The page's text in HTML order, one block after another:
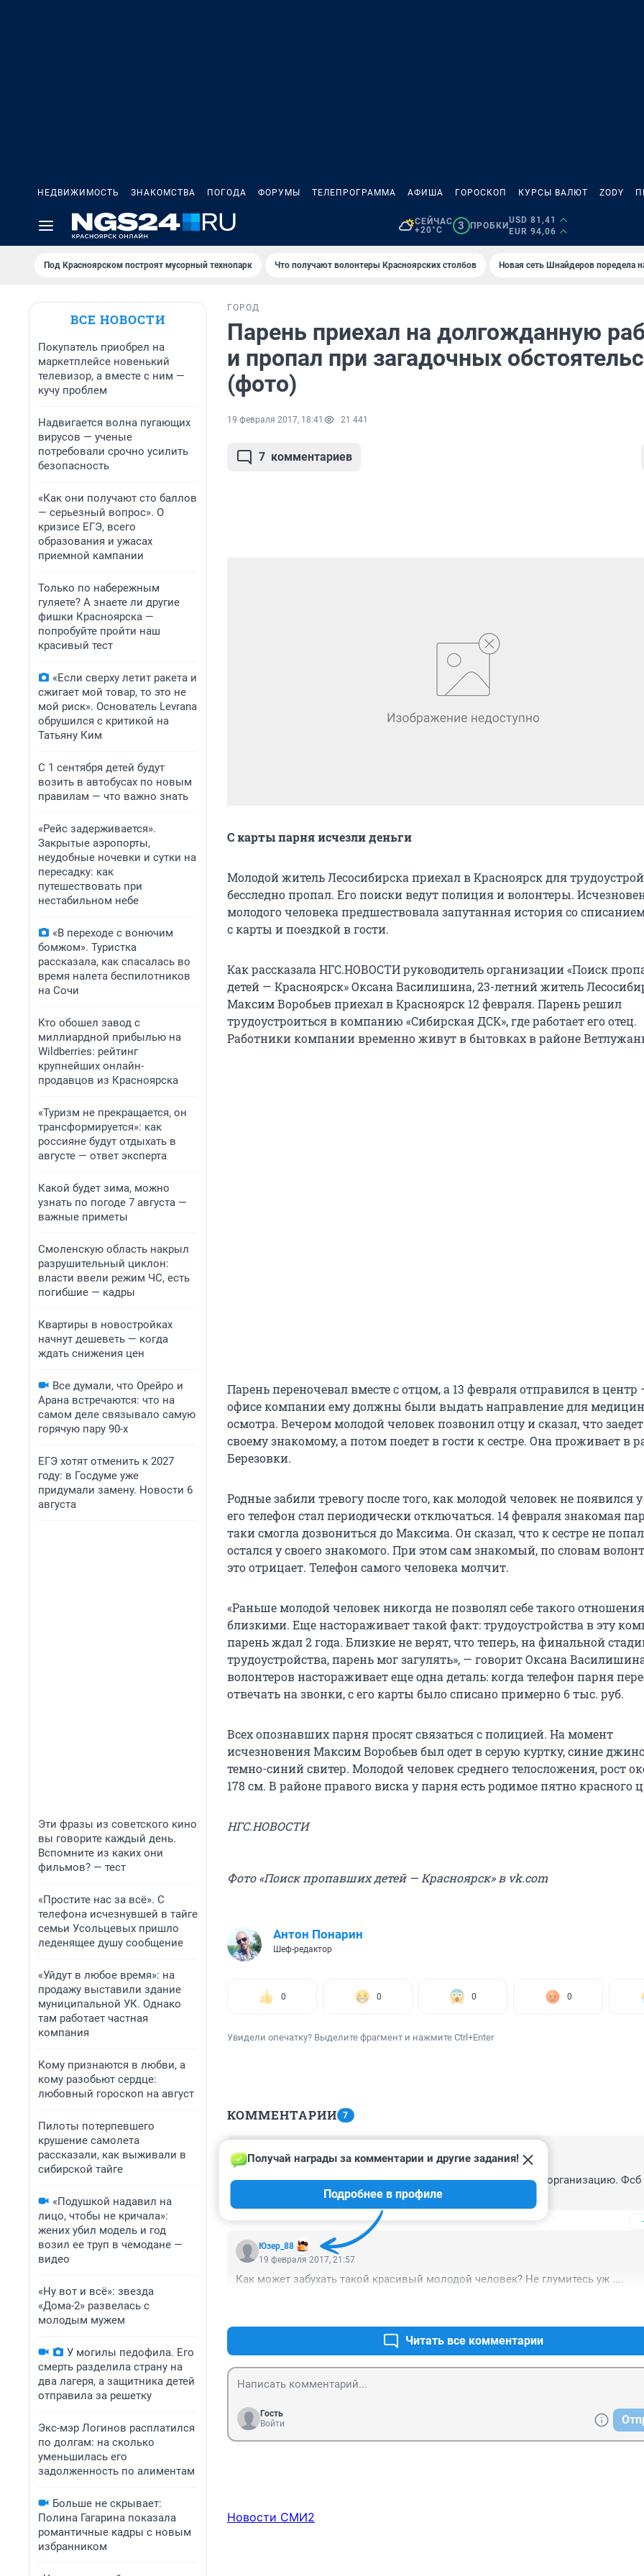
НЕДВИЖИМОСТЬ ЗНАКОМСТВА ПОГОДА ФОРУМЫ ТЕЛЕПРОГРАММА АФИША ГОРОСКОП КУРСЫ ВАЛЮТ ZODY
СЕЙЧАС
+20°C
3 ПРОБКИ
USD 81,41
EUR 94,06
Под Крaсноярском построят мусорный технопарк Что получают волонтеры Красноярских столбов Новая сеть Шнайдеров поредела
ВСЕ НОВОСТИ
Покупатель приобрел на
маркетплейсе новенький
телевизор, а вместе с ним —
кучу проблем
Надвигается волна пугающих
вирусов — ученые
потребовали срочно усилить
безопасность
«Как они получают сто баллов
— серьезный вопрос». О
кризисе ЕГЭ, всего
образования и ужасах
приемной кампании
Только по набережным
гуляете? А знаете ли другие
фишки Красноярска —
попробуйте пройти наш
красивый тест
«Если сверху летит ракета и
сжигает мой товар, то это не
мой риск». Основатель Levrana
обрушился с критикой на
Татьяну Ким
С 1 сентября детей будут
возить в автобусах по новым
правилам — что важно знать
«Рейс задерживается».
Закрытые аэропорты,
неудобные ночевки и сутки на
пересадку: как
путешествовать при
нестабильном небе
«В переходе с вонючим
бомжом». Туристка
рассказала, как спасалась во
время налета беспилотников
на Сочи
Кто обошел завод с
миллиардной прибылью на
Wildberries: рейтинг
крупнейших онлайн-
продавцов из Красноярска
«Туризм не прекращается, он
трансформируется»: как
россияне будут отдыхать в
августе — ответ эксперта
Какой будет зима, можно
узнать по погоде 7 августа —
важные приметы
Смоленскую область накрыл
разрушительный циклон:
власти ввели режим ЧС, есть
погибшие — кадры
Квартиры в новостройках
начнут дешеветь — когда
ждать снижения цен
Все думали, что Орейро и
Арана встречаются: что на
самом деле связывало самую
горячую пару 90-х
ЕГЭ хотят отменить к 2027
году: в Госдуме уже
придумали замену. Новости 6
августа
Эти фразы из советского кино
вы говорите каждый день.
Вспомните из каких они
фильмов? — тест
«Простите нас за всё». С
телефона исчезнувшей в тайге
семьи Усольцевых пришло
леденящее душу сообщение
«Уйдут в любое время»: на
продажу выставили здание
муниципальной УК. Однако
там работает частная
компания
Кому признаются в любви, а
кому разобьют сердце:
любовный гороскоп на август
Пилоты потерпевшего
крушение самолета
рассказали, как выживали в
сибирской тайге
«Подушкой надавил на
лицо, чтобы не кричала»:
жених убил модель и год
возил ее труп в чемодане —
видео
«Ну вот и всё»: звезда
«Дома-2» развелась с
молодым мужем
У могилы педофила. Его
смерть разделила страну на
два лагеря, а защитника детей
отправила за решетку
Экс-мэр Логинов расплатился
по долгам: на сколько
уменьшилась его
задолженность по алиментам
Больше не скрывает:
Полина Гагарина показала
романтичные кадры с новым
избранником
ГОРОД
Парень приехал на долгожданную
и пропал при загадочных
(фото)
19 февраля 2017, 18:41 21 441
7 комментариев
С карты парня исчезли деньги
Молодой житель Лесосибирска приехал в Красноярск для
бесследно пропал. Его поиски ведут полиция и волонтеры.
молодого человека предшествовала запутанная история со
с карты и поездкой в гости.
Как рассказала НГС.НОВОСТИ руководитель организации «Поиск
детей — Красноярск» Оксана Василишина, 23-летний житель
Максим Воробьев приехал в Красноярск 12 февраля. Парень решил
трудоустроиться в компанию «Сибирская ДСК», где работает его отец.
Работники компании временно живут в бытовках в районе
Парень переночевал вместе с отцом, а 13 февраля отправился в центр
офисе компании ему должны были выдать направление для
осмотра. Вечером молодой человек позвонил отцу и сказал, что
своему знакомому, а потом поедет в гости к сестре. Она проживает в
Березовки.
Родные забили тревогу после того, как молодой человек не появился у
его телефон стал периодически отключаться. 14 февраля знакомая
таки смогла дозвониться до Максима. Он сказал, что к сестре не
остался у своего знакомого. При этом сам знакомый, по словам
это отрицает. Телефон самого человека молчит.
«Раньше молодой человек никогда не позволял себе такого
близкими. Еще настораживает такой факт: трудоустройства в эту
парень ждал 2 года. Близкие не верят, что теперь, на финальной
трудоустройства, парень мог загулять», — говорит Оксана
волонтеров настораживает еще одна деталь: когда телефон парня
отвечать на звонки, с его карты было списано примерно 6 тыс. руб.
Всех опознавших парня просят связаться с полицией. На момент
исчезновения Максим Воробьев был одет в серую куртку, синие
темно-синий свитер. Молодой человек среднего телосложения, рост
178 см. В районе правого виска у парня есть родимое пятно красного
НГС.НОВОСТИ
Фото «Поиск пропавших детей — Красноярск» в vk.com
Антон Понарин
Шеф-редактор
0 0 0 0
Увидели опечатку? Выделите фрагмент и нажмите Ctrl+Enter
КОММЕНТАРИИ 7
20 февраля 2017, 07:27
Можно сказать что одна из версий вербовка в запрещеную организацию. Фсб
через час найдет.
Юзер_88
Получай награды за комментарии и другие задания!
Подробнее в профиле
19 февраля 2017, 21:57
Как может забухать такой красивый молодой человек? Не глумитесь уж ....
Читать все комментарии
Гость
Войти
Новости СМИ2